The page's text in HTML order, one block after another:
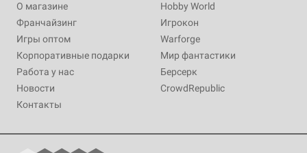
О магазине
Франчайзинг
Игры оптом
Корпоративные подарки
Работа у нас
Новости
Контакты
Hobby World
Игрокон
Warforge
Мир фантастики
Берсерк
CrowdRepublic